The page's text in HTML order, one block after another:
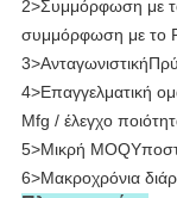
2>Συμμόρφωση με
συμμόρφωση με το
3>ΑνταγωνιστικήΠ
4>Επαγγελματική
Mfg / έλεγχο
5>Μικρή MOQ
6>Μακροχρόνια